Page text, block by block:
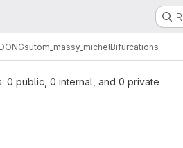
sutom_massy_michelBifurcations
0 public, 0 internal, and 0 private